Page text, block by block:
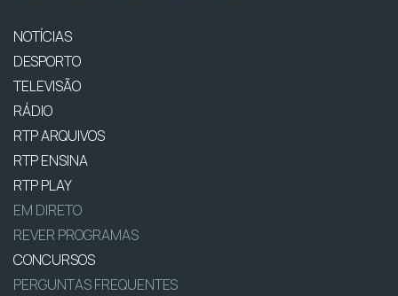
NOTÍCIAS
DESPORTO
TELEVISÃO
RÁDIO
RTP ARQUIVOS
RTP ENSINA
RTP PLAY
EM DIRETO
REVER PROGRAMAS
CONCURSOS
PERGUNTAS FREQUENTES